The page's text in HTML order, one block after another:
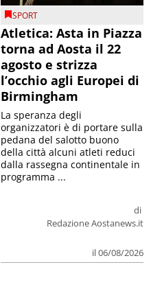
SPORT
Atletica: Asta in Piazza
torna ad Aosta il 22
agosto e strizza
l’occhio agli Europei di
Birmingham
di
Redazione Aostanews.it
il 06/08/2026
La speranza degli
organizzatori è di portare sulla
pedana del salotto buono
della città alcuni atleti reduci
dalla rassegna continentale in
programma ...